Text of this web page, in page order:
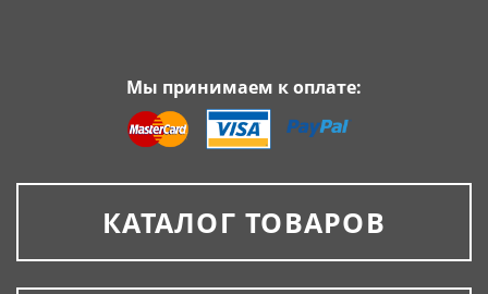
Мы принимаем к оплате:
КАТАЛОГ ТОВАРОВ